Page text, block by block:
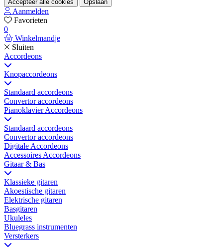
Accepteer alle cookies Opslaan
Aanmelden
Favorieten
0
Winkelmandje
Sluiten
Accordeons
Knopaccordeons
Standaard accordeons
Convertor accordeons
Pianoklavier Accordeons
Standaard accordeons
Convertor accordeons
Digitale Accordeons
Accessoires Accordeons
Gitaar & Bas
Klassieke gitaren
Akoestische gitaren
Elektrische gitaren
Basgitaren
Ukuleles
Bluegrass instrumenten
Versterkers